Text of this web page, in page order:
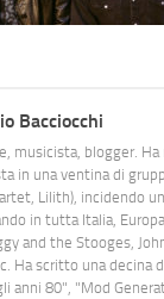
Bacciocchi
musicista, blogger.
in una ventina di
Lilith), incidendo
in tutta Italia,
and the Stooges,
Ha scritto una decina
anni 80", "Mod